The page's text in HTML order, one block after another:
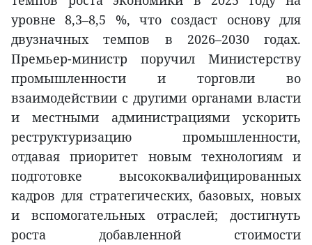
уровне 8,3–8,5 %, что создаст основу для
двузначных темпов в 2026–2030 годах.
Премьер-министр поручил Министерству
промышленности и торговли во
взаимодействии с другими органами власти
и местными администрациями ускорить
реструктуризацию промышленности,
отдавая приоритет новым технологиям и
подготовке высококвалифицированных
кадров для стратегических, базовых, новых
и вспомогательных отраслей; достигнуть
роста добавленной стоимости